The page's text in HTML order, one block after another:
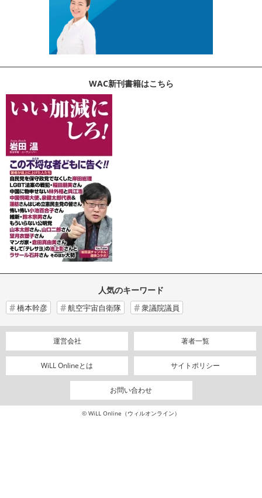
WAC新刊書籍はこちら
人気のキーワード
橋本幹彦 航空宇宙自衛隊 衆議院議員
運営会社 著者一覧
WiLL Onlineとは サイトポリシー
お問い合わせ
© WiLL Online（ウィルオンライン）